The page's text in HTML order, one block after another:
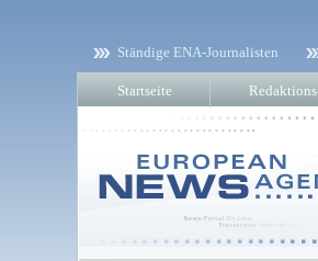
Ständige ENA-Journalisten
Startseite